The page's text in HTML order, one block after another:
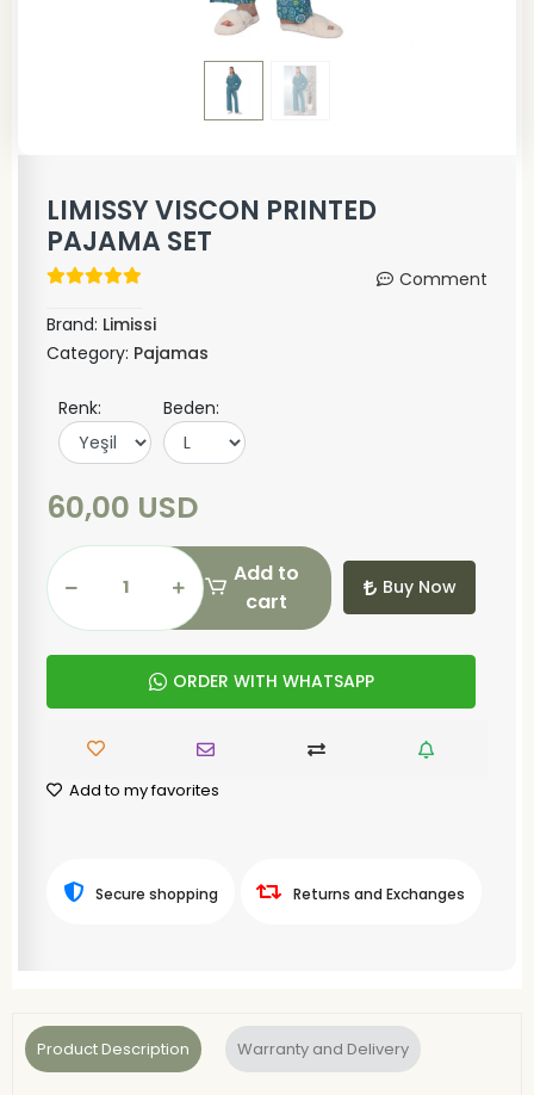
LIMISSY VISCON PRINTED
PAJAMA SET
Comment
Brand: Limissi
Category: Pajamas
Renk: Beden:
60,00 USD
Add to
cart
Buy Now
ORDER WITH WHATSAPP
Add to my favorites
Secure shopping Returns and Exchanges
Product Description Warranty and Delivery